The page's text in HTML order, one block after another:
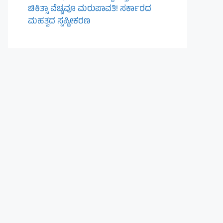
ಚಿಕಿತ್ಸಾ ವೆಚ್ಚವೂ ಮರುಪಾವತಿ! ಸರ್ಕಾರದ
ಮಹತ್ವದ ಸ್ಪಷ್ಟೀಕರಣ